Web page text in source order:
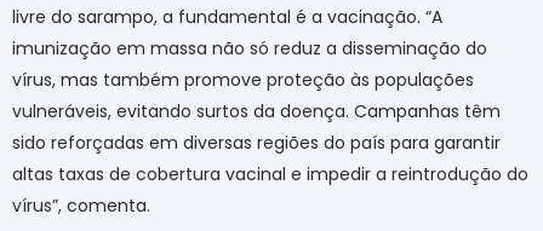
livre do sarampo, a fundamental é a vacinação. “A
imunização em massa não só reduz a disseminação do
vírus, mas também promove proteção às populações
vulneráveis, evitando surtos da doença. Campanhas têm
sido reforçadas em diversas regiões do país para garantir
altas taxas de cobertura vacinal e impedir a reintrodução do
vírus”, comenta.